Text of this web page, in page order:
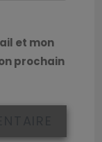
et mon
prochain